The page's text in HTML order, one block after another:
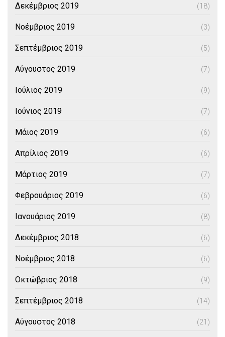
Δεκέμβριος 2019 (18)
Νοέμβριος 2019 (3)
Σεπτέμβριος 2019 (5)
Αύγουστος 2019 (7)
Ιούλιος 2019 (9)
Ιούνιος 2019 (7)
Μάιος 2019 (6)
Απρίλιος 2019 (6)
Μάρτιος 2019 (7)
Φεβρουάριος 2019 (6)
Ιανουάριος 2019 (8)
Δεκέμβριος 2018 (6)
Νοέμβριος 2018 (6)
Οκτώβριος 2018 (9)
Σεπτέμβριος 2018 (14)
Αύγουστος 2018 (21)